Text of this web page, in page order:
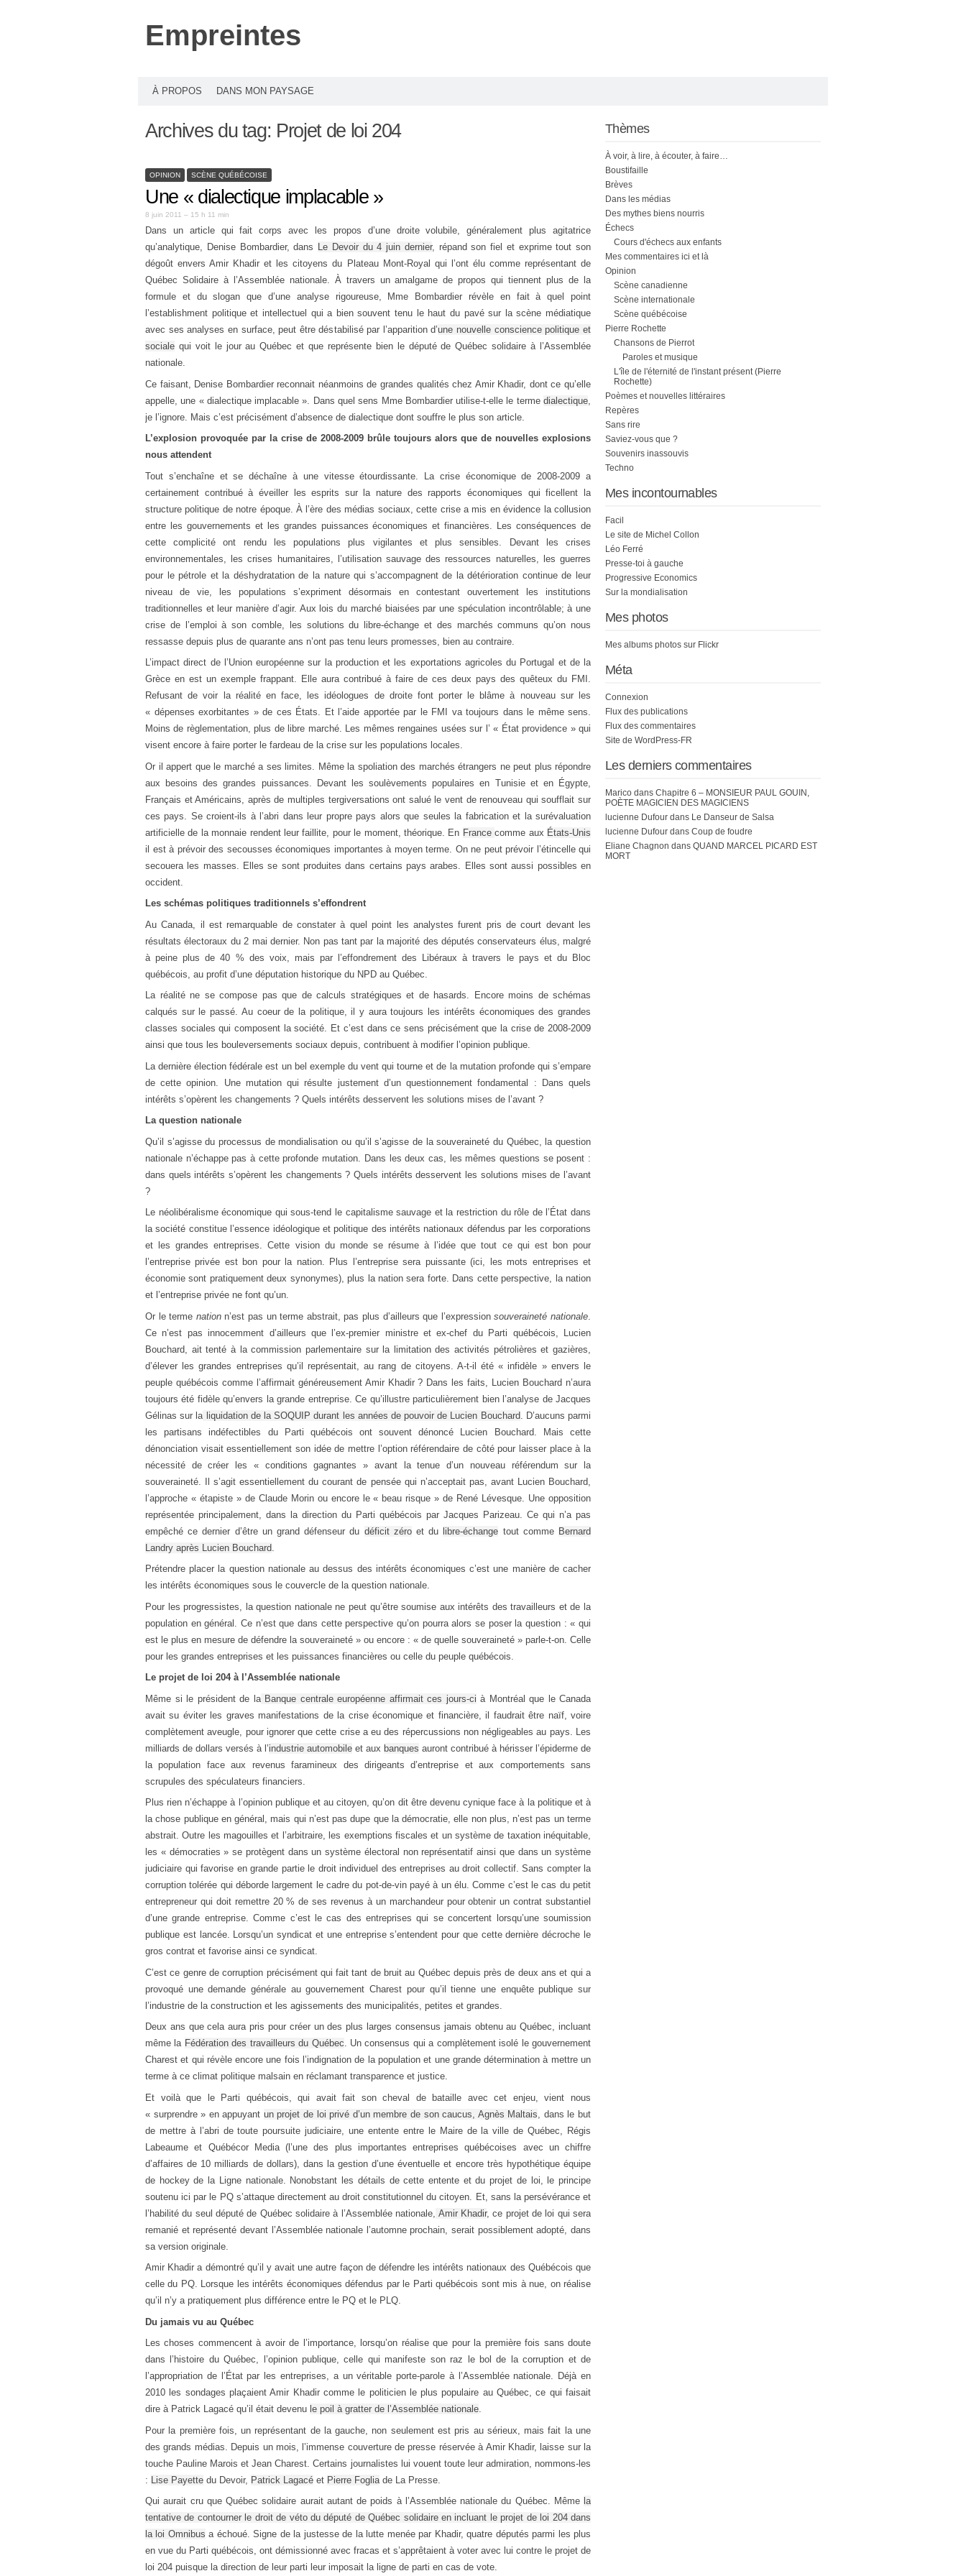
Empreintes
À PROPOS DANS MON PAYSAGE
Archives du tag: Projet de loi 204
OPINION SCÈNE QUÉBÉCOISE
Une « dialectique implacable »
8 juin 2011 – 15 h 11 min
Dans un article qui fait corps avec les propos d’une droite volubile, généralement plus agitatrice
qu’analytique, Denise Bombardier, dans Le Devoir du 4 juin dernier, répand son fiel et exprime tout son
dégoût envers Amir Khadir et les citoyens du Plateau Mont-Royal qui l’ont élu comme représentant de
Québec Solidaire à l’Assemblée nationale. À travers un amalgame de propos qui tiennent plus de la
formule et du slogan que d’une analyse rigoureuse, Mme Bombardier révèle en fait à quel point
l’establishment politique et intellectuel qui a bien souvent tenu le haut du pavé sur la scène médiatique
avec ses analyses en surface, peut être déstabilisé par l’apparition d’une nouvelle conscience politique et
sociale qui voit le jour au Québec et que représente bien le député de Québec solidaire à l’Assemblée
nationale.
Ce faisant, Denise Bombardier reconnait néanmoins de grandes qualités chez Amir Khadir, dont ce qu’elle
appelle, une « dialectique implacable ». Dans quel sens Mme Bombardier utilise-t-elle le terme dialectique
je l’ignore. Mais c’est précisément d’absence de dialectique dont souffre le plus son article.
L’explosion provoquée par la crise de 2008-2009 brûle toujours alors que de nouvelles explosions
nous attendent
Tout s’enchaîne et se déchaîne à une vitesse étourdissante. La crise économique de 2008-2009 a
certainement contribué à éveiller les esprits sur la nature des rapports économiques qui ficellent la
structure politique de notre époque. À l’ère des médias sociaux, cette crise a mis en évidence la collusion
entre les gouvernements et les grandes puissances économiques et financières. Les conséquences de
cette complicité ont rendu les populations plus vigilantes et plus sensibles. Devant les crises
environnementales, les crises humanitaires, l’utilisation sauvage des ressources naturelles, les guerres
pour le pétrole et la déshydratation de la nature qui s’accompagnent de la détérioration continue de leur
niveau de vie, les populations s’expriment désormais en contestant ouvertement les institutions
traditionnelles et leur manière d’agir. Aux lois du marché biaisées par une spéculation incontrôlable; à une
crise de l’emploi à son comble, les solutions du libre-échange et des marchés communs qu’on nous
ressasse depuis plus de quarante ans n’ont pas tenu leurs promesses, bien au contraire.
L’impact direct de l’Union européenne sur la production et les exportations agricoles du Portugal et de la
Grèce en est un exemple frappant. Elle aura contribué à faire de ces deux pays des quêteux du FMI.
Refusant de voir la réalité en face, les idéologues de droite font porter le blâme à nouveau sur les
« dépenses exorbitantes » de ces États. Et l’aide apportée par le FMI va toujours dans le même sens.
Moins de règlementation, plus de libre marché. Les mêmes rengaines usées sur l’ « État providence » qui
visent encore à faire porter le fardeau de la crise sur les populations locales.
Or il appert que le marché a ses limites. Même la spoliation des marchés étrangers ne peut plus répondre
aux besoins des grandes puissances. Devant les soulèvements populaires en Tunisie et en Égypte,
Français et Américains, après de multiples tergiversations ont salué le vent de renouveau qui soufflait sur
ces pays. Se croient-ils à l’abri dans leur propre pays alors que seules la fabrication et la surévaluation
artificielle de la monnaie rendent leur faillite, pour le moment, théorique. En Francecomme aux États-Unis
il est à prévoir des secousses économiques importantes à moyen terme. On ne peut prévoir l’étincelle qui
secouera les masses. Elles se sont produites dans certains pays arabes. Elles sont aussi possibles en
occident.
Les schémas politiques traditionnels s’effondrent
Au Canada, il est remarquable de constater à quel point les analystes furent pris de court devant les
résultats électoraux du 2 mai dernier. Non pas tant par la majorité des députés conservateurs élus, malgré
à peine plus de 40 % des voix, mais par l’effondrement des Libéraux à travers le pays et du Bloc
québécois, au profit d’une députation historique du NPD au Québec.
La réalité ne se compose pas que de calculs stratégiques et de hasards. Encore moins de schémas
calqués sur le passé. Au coeur de la politique, il y aura toujours les intérêts économiques des grandes
classes sociales qui composent la société. Et c’est dans ce sens précisément que la crise de 2008-2009
ainsi que tous les bouleversements sociaux depuis, contribuent à modifier l’opinion publique.
La dernière élection fédérale est un bel exemple du vent qui tourne et de la mutation profonde qui s’empare
de cette opinion. Une mutation qui résulte justement d’un questionnement fondamental : Dans quels
intérêts s’opèrent les changements ? Quels intérêts desservent les solutions mises de l’avant ?
La question nationale
Qu’il s’agisse du processus de mondialisation ou qu’il s’agisse de la souveraineté du Québec, la question
nationale n’échappe pas à cette profonde mutation. Dans les deux cas, les mêmes questions se posent :
dans quels intérêts s’opèrent les changements ? Quels intérêts desservent les solutions mises de l’avant
?
Le néolibéralisme économique qui sous-tend le capitalisme sauvage et la restriction du rôle de l’État dans
la société constitue l’essence idéologique et politique des intérêts nationaux défendus par les corporations
et les grandes entreprises. Cette vision du monde se résume à l’idée que tout ce qui est bon pour
l’entreprise privée est bon pour la nation. Plus l’entreprise sera puissante (ici, les mots entreprises et
économie sont pratiquement deux synonymes), plus la nation sera forte. Dans cette perspective, la nation
et l’entreprise privée ne font qu’un.
Or le terme nation n’est pas un terme abstrait, pas plus d’ailleurs que l’expressionsouveraineté nationale
Ce n’est pas innocemment d’ailleurs que l’ex-premier ministre et ex-chef du Parti québécois, Lucien
Bouchard, ait tenté à la commission parlementaire sur la limitation des activités pétrolières et gazières,
d’élever les grandes entreprises qu’il représentait, au rang de citoyens. A-t-il été « infidèle » envers le
peuple québécois comme l’affirmait généreusement Amir Khadir ? Dans les faits, Lucien Bouchard n’aura
toujours été fidèle qu’envers la grande entreprise. Ce qu’illustre particulièrement bien l’analyse de Jacques
Gélinas sur la liquidation de la SOQUIP durant les années de pouvoir de Lucien Bouchard. D’aucuns parmi
les partisans indéfectibles du Parti québécois ont souvent dénoncé Lucien Bouchard. Mais cette
dénonciation visait essentiellement son idée de mettre l’option référendaire de côté pour laisser place à la
nécessité de créer les « conditions gagnantes » avant la tenue d’un nouveau référendum sur la
souveraineté. Il s’agit essentiellement du courant de pensée qui n’acceptait pas, avant Lucien Bouchard,
l’approche « étapiste » de Claude Morin ou encore le « beau risque » de René Lévesque. Une opposition
représentée principalement, dans la direction du Parti québécois par Jacques Parizeau. Ce qui n’a pas
empêché ce dernier d’être un grand défenseur du déficit zéroet du libre-échange tout comme Bernard
Landry après Lucien Bouchard
Prétendre placer la question nationale au dessus des intérêts économiques c’est une manière de cacher
les intérêts économiques sous le couvercle de la question nationale.
Pour les progressistes, la question nationale ne peut qu’être soumise aux intérêts des travailleurs et de la
population en général. Ce n’est que dans cette perspective qu’on pourra alors se poser la question : « qui
est le plus en mesure de défendre la souveraineté » ou encore : « de quelle souveraineté » parle-t-on. Celle
pour les grandes entreprises et les puissances financières ou celle du peuple québécois.
Le projet de loi 204 à l’Assemblée nationale
Même si le président de laBanque centrale européenne affirmait ces jours-ci à Montréal que le Canada
avait su éviter les graves manifestations de la crise économique et financière, il faudrait être naïf, voire
complètement aveugle, pour ignorer que cette crise a eu des répercussions non négligeables au pays. Les
milliards de dollars versés à l’industrie automobile et aux banques auront contribué à hérisser l’épiderme de
la population face aux revenus faramineux des dirigeants d’entreprise et aux comportements sans
scrupules des spéculateurs financiers.
Plus rien n’échappe à l’opinion publique et au citoyen, qu’on dit être devenu cynique face à la politique et à
la chose publique en général, mais qui n’est pas dupe que la démocratie, elle non plus, n’est pas un terme
abstrait. Outre les magouilles et l’arbitraire, les exemptions fiscales et un système de taxation inéquitable,
les « démocraties » se protègent dans un système électoral non représentatif ainsi que dans un système
judiciaire qui favorise en grande partie le droit individuel des entreprises au droit collectif. Sans compter la
corruption tolérée qui déborde largement le cadre du pot-de-vin payé à un élu. Comme c’est le cas du petit
entrepreneur qui doit remettre 20 % de ses revenus à un marchandeur pour obtenir un contrat substantiel
d’une grande entreprise. Comme c’est le cas des entreprises qui se concertent lorsqu’une soumission
publique est lancée. Lorsqu’un syndicat et une entreprise s’entendent pour que cette dernière décroche le
gros contrat et favorise ainsi ce syndicat.
C’est ce genre de corruption précisément qui fait tant de bruit au Québec depuis près de deux ans et qui a
provoqué une demande générale au gouvernement Charest pour qu’il tienne une enquête publique sur
l’industrie de la construction et les agissements des municipalités, petites et grandes.
Deux ans que cela aura pris pour créer un des plus larges consensus jamais obtenu au Québec, incluant
même la Fédération des travailleurs du Québec. Un consensus qui a complètement isolé le gouvernement
Charest et qui révèle encore une fois l’indignation de la population et une grande détermination à mettre un
terme à ce climat politique malsain en réclamant transparence et justice.
Et voilà que le Parti québécois, qui avait fait son cheval de bataille avec cet enjeu, vient nous
« surprendre » en appuyant un projet de loi privé d’un membre de son caucus, Agnès Maltais , dans le but
de mettre à l’abri de toute poursuite judiciaire, une entente entre le Maire de la ville de Québec, Régis
Labeaume et Québécor Media (l’une des plus importantes entreprises québécoises avec un chiffre
d’affaires de 10 milliards de dollars), dans la gestion d’une éventuelle et encore très hypothétique équipe
de hockey de la Ligne nationale. Nonobstant les détails de cette entente et du projet de loi, le principe
soutenu ici par le PQ s’attaque directement au droit constitutionnel du citoyen. Et, sans la persévérance et
l’habilité du seul député de Québec solidaire à l’Assemblée nationale, Amir Khadir, ce projet de loi qui sera
remanié et représenté devant l’Assemblée nationale l’automne prochain, serait possiblement adopté, dans
sa version originale.
Amir Khadir a démontré qu’il y avait une autre façon de défendre les intérêts nationaux des Québécois que
celle du PQ. Lorsque les intérêts économiques défendus par le Parti québécois sont mis à nue, on réalise
qu’il n’y a pratiquement plus différence entre le PQ et le PLQ.
Du jamais vu au Québec
Les choses commencent à avoir de l’importance, lorsqu’on réalise que pour la première fois sans doute
dans l’histoire du Québec, l’opinion publique, celle qui manifeste son raz le bol de la corruption et de
l’appropriation de l’État par les entreprises, a un véritable porte-parole à l’Assemblée nationale. Déjà en
2010 les sondages plaçaient Amir Khadir comme le politicien le plus populaire au Québec, ce qui faisait
dire à Patrick Lagacé qu’il était devenu le poil à gratter de l’Assemblée nationale.
Pour la première fois, un représentant de la gauche, non seulement est pris au sérieux, mais fait la une
des grands médias. Depuis un mois, l’immense couverture de presse réservée à Amir Khadir, laisse sur la
touche Pauline Marois et Jean Charest. Certains journalistes lui vouent toute leur admiration, nommons-les
: Lise Payette du Devoir, Patrick Lagacé et Pierre Foglia de La Presse.
Qui aurait cru que Québec solidaire aurait autant de poids à l’Assemblée nationale du Québec. Même la
tentative de contourner le droit de véto du député de Québec solidaire en incluant le projet de loi 204 dans
la loi Omnibus a échoué. Signe de la justesse de la lutte menée par Khadir, quatre députés parmi les plus
en vue du Parti québécois, ont démissionné avec fracas et s’apprêtaient à voter avec lui contre le projet de
loi 204 puisque la direction de leur parti leur imposait la ligne de parti en cas de vote.
Thèmes
À voir, à lire, à écouter, à faire…
Boustifaille
Brèves
Dans les médias
Des mythes biens nourris
Échecs
Cours d'échecs aux enfants
Mes commentaires ici et là
Opinion
Scène canadienne
Scène internationale
Scène québécoise
Pierre Rochette
Chansons de Pierrot
Paroles et musique
L'île de l'éternité de l'instant présent (Pierre
Rochette)
Poèmes et nouvelles littéraires
Repères
Sans rire
Saviez-vous que ?
Souvenirs inassouvis
Techno
Mes incontournables
Facil
Le site de Michel Collon
Léo Ferré
Presse-toi à gauche
Progressive Economics
Sur la mondialisation
Mes photos
Mes albums photos sur Flickr
Méta
Connexion
Flux des publications
Flux des commentaires
Site de WordPress-FR
Les derniers commentaires
Marico dans Chapitre 6 – MONSIEUR PAUL GOUIN,
POÈTE MAGICIEN DES MAGICIENS
lucienne Dufour dans Le Danseur de Salsa
lucienne Dufour dans Coup de foudre
Eliane Chagnon dans QUAND MARCEL PICARD EST
MORT